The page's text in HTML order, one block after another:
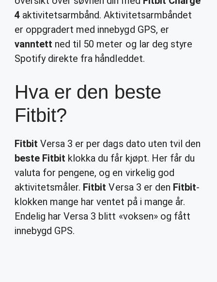
4 aktivitetsarmbånd. Aktivitetsarmbåndet
er oppgradert med innebygd GPS, er
vanntett ned til 50 meter og lar deg styre
Spotify direkte fra håndleddet.
Hva er den beste
Fitbit?
Fitbit Versa 3 er per dags dato uten tvil den
beste Fitbit klokka du får kjøpt. Her får du
valuta for pengene, og en virkelig god
aktivitetsmåler. Fitbit Versa 3 er den Fitbit-
klokken mange har ventet på i mange år.
Endelig har Versa 3 blitt «voksen» og fått
innebygd GPS.